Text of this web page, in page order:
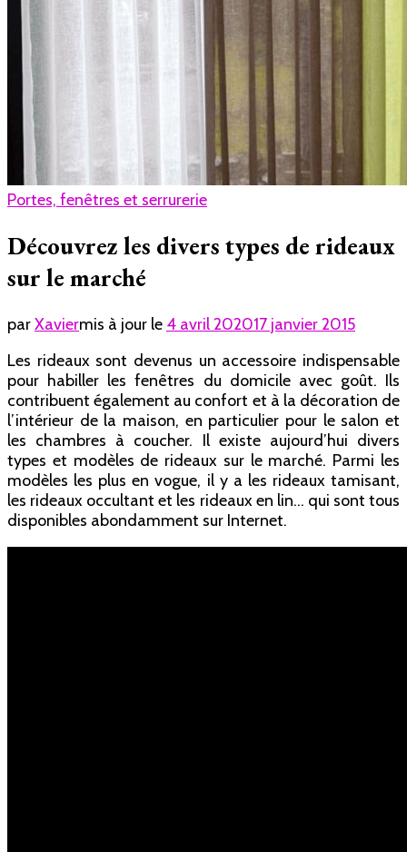
Portes, fenêtres et serrurerie
Découvrez les divers types de rideaux
sur le marché
parXaviermis à jour le 4 avril 202017 janvier 2015
Les rideaux sont devenus un accessoire indispensable
pour habiller les fenêtres du domicile avec goût. Ils
contribuent également au confort et à la décoration de
l’intérieur de la maison, en particulier pour le salon et
les chambres à coucher. Il existe aujourd’hui divers
types et modèles de rideaux sur le marché. Parmi les
modèles les plus en vogue, il y a les rideaux tamisant,
les rideaux occultant et les rideaux en lin… qui sont tous
disponibles abondamment sur Internet.